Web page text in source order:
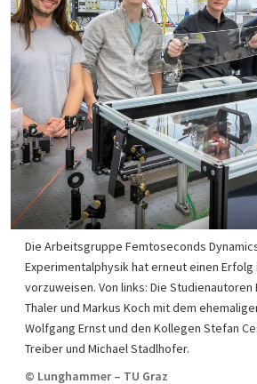
Die Arbeitsgruppe Femtoseconds
Experimentalphysik hat erneut einen
vorzuweisen. Von links: Die Studienautoren
Thaler und Markus Koch mit dem
Wolfgang Ernst und den Kollegen Stefan
Treiber und Michael Stadlhofer.
© Lunghammer – TU Graz